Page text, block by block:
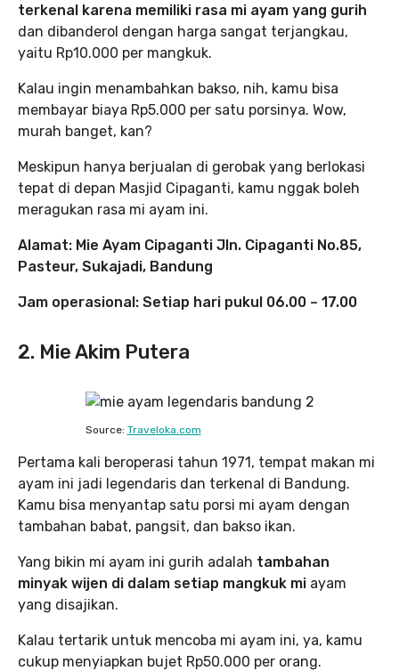
terkenal karena memiliki rasa mi ayam yang gurih
dan dibanderol dengan harga sangat terjangkau,
yaitu Rp10.000 per mangkuk.
Kalau ingin menambahkan bakso, nih, kamu bisa
membayar biaya Rp5.000 per satu porsinya. Wow,
murah banget, kan?
Meskipun hanya berjualan di gerobak yang berlokasi
tepat di depan Masjid Cipaganti, kamu nggak boleh
meragukan rasa mi ayam ini.
Alamat: Mie Ayam Cipaganti Jln. Cipaganti No.85,
Pasteur, Sukajadi, Bandung
Jam operasional: Setiap hari pukul 06.00 – 17.00
2. Mie Akim Putera
Source: Traveloka.com
Pertama kali beroperasi tahun 1971, tempat makan mi
ayam ini jadi legendaris dan terkenal di Bandung.
Kamu bisa menyantap satu porsi mi ayam dengan
tambahan babat, pangsit, dan bakso ikan.
Yang bikin mi ayam ini gurih adalah tambahan
minyak wijen di dalam setiap mangkuk mi ayam
yang disajikan.
Kalau tertarik untuk mencoba mi ayam ini, ya, kamu
cukup menyiapkan bujet Rp50.000 per orang.